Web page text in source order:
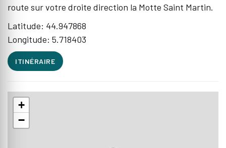
route sur votre droite direction la Motte Saint Martin.
Latitude: 44.947868
Longitude: 5.718403
ITINÉRAIRE
+
−